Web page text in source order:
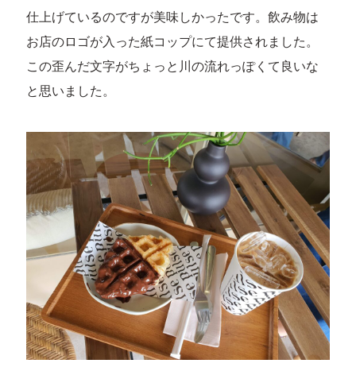
仕上げているのですが美味しかったです。飲み物は
お店のロゴが入った紙コップにて提供されました。
この歪んだ文字がちょっと川の流れっぽくて良いな
と思いました。